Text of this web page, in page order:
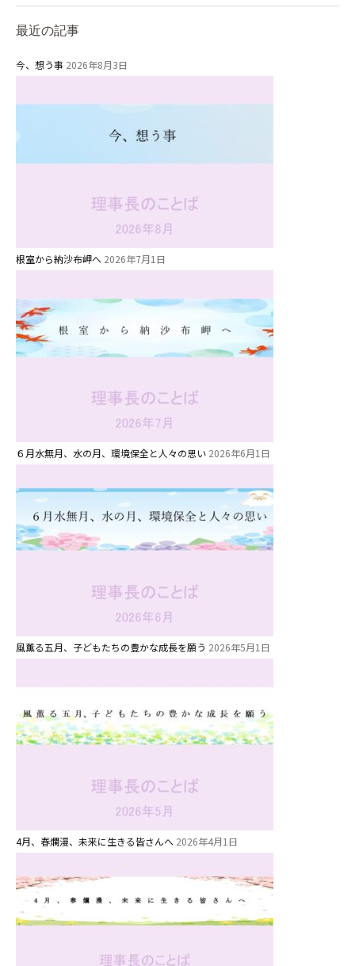
最近の記事
今、想う事 2026年8月3日
根室から納沙布岬へ 2026年7月1日
６月水無月、水の月、環境保全と人々の思い 2026年6月1日
風薫る五月、子どもたちの豊かな成長を願う 2026年5月1日
4月、春爛漫、未来に生きる皆さんへ 2026年4月1日
今日の幼稚園
園児募集要項